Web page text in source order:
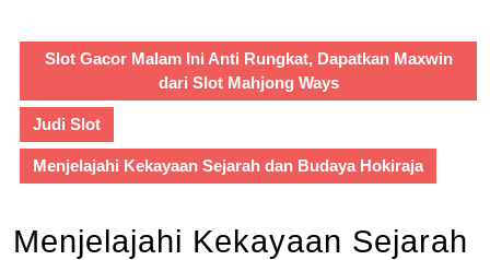
Slot Gacor Malam Ini Anti Rungkat, Dapatkan Maxwin
dari Slot Mahjong Ways
Judi Slot
Menjelajahi Kekayaan Sejarah dan Budaya Hokiraja
Menjelajahi Kekayaan Sejarah